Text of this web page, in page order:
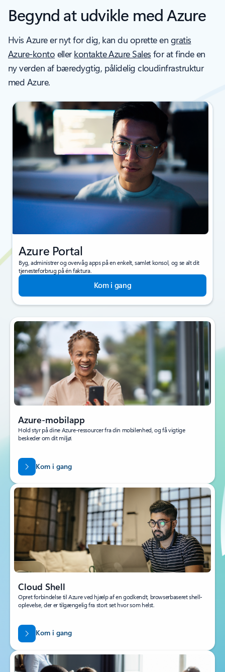
Begynd at udvikle med Azure
Hvis Azure er nyt for dig, kan du oprette en gratis
Azure-konto ellerkontakte Azure Sales for at finde en
ny verden af bæredygtig, pålidelig cloudinfrastruktur
med Azure.
Azure Portal
Byg, administrer og overvåg apps på en enkelt, samlet konsol, og se alt dit
tjenesteforbrug på én faktura.
Kom i gang
Azure-mobilapp
Hold styr på dine Azure-ressourcer fra din mobilenhed, og få vigtige
beskeder om dit miljø.
Kom i gang
Cloud Shell
Opret forbindelse til Azure ved hjælp af en godkendt, browserbaseret shell-
oplevelse, der er tilgængelig fra stort set hvor som helst.
Kom i gang